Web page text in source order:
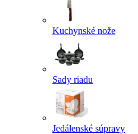
Kuchynské nože
Sady riadu
Jedálenské súpravy